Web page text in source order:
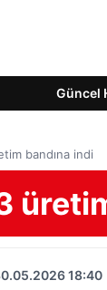
Güncel
bandına indi
18:40